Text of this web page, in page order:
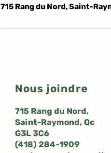
715 Rang du Nord, Saint-
Nous joindre
715 Rang du Nord,
Saint-Raymond, Qc
G3L 3C6
(418) 284-1909